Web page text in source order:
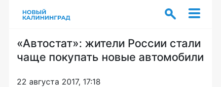
«Автостат»: жители России стали
чаще покупать новые автомобили
22 августа 2017, 17:18